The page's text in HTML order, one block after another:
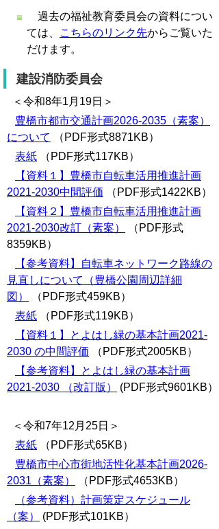
過去の福祉教育委員会の資料につい
ては、
こちらのリンク先からご覧いた
だけます。
建設消防委員会
＜令和8年1月19日＞
豊橋市都市交通計画2026-2035（素案）
について
（PDF形式8871KB）
表紙 （PDF形式117KB）
【資料１】豊橋市自転車活用推進計画
2021-2030中間評価 （PDF形式1422KB）
【資料２】豊橋市自転車活用推進計画
2021-2030改訂（素案）
（PDF形式
8359KB）
【参考資料】自転車ネットワーク路線の
見直しについて（豊橋公園周辺詳細
図）
（PDF形式459KB）
表紙 （PDF形式119KB）
【資料１】とよはし緑の基本計画2021‐
2030 の中間評価 （PDF形式2005KB）
【参考資料】とよはし緑の基本計画
2021-2030 （改訂版）
(PDF形式9601KB）
＜令和7年12月25日＞
表紙 （PDF形式65KB）
豊橋市中心市街地活性化基本計画2026-
2031（素案）
（PDF形式4653KB）
（参考資料）計画策定スケジュール
（案）
(PDF形式101KB）